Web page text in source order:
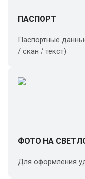
ПАСПОРТ
Паспортные
/ скан / текст)
ФОТО НА
Для оформления